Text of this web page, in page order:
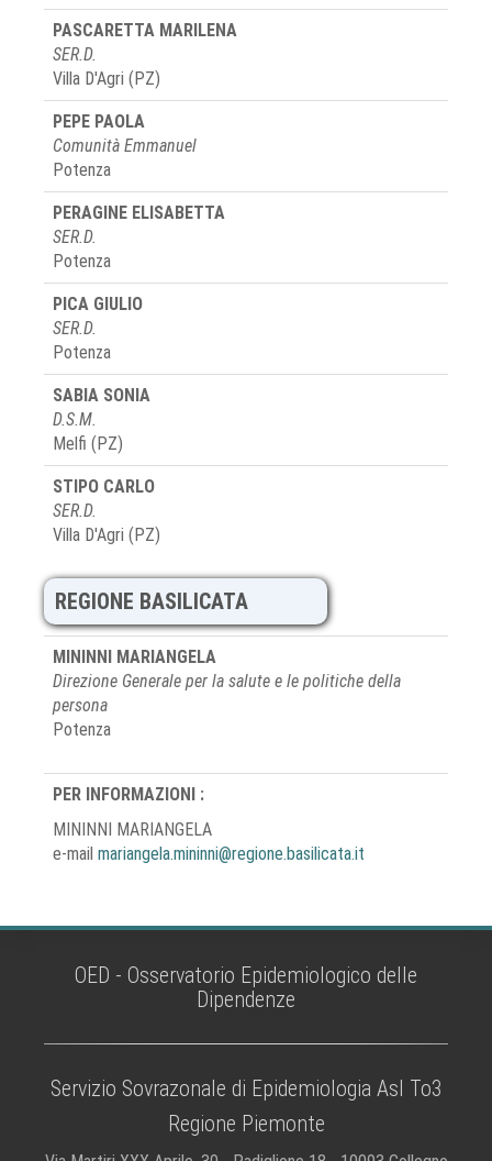
PASCARETTA MARILENA
SER.D.
Villa D'Agri (PZ)
PEPE PAOLA
Comunità Emmanuel
Potenza
PERAGINE ELISABETTA
SER.D.
Potenza
PICA GIULIO
SER.D.
Potenza
SABIA SONIA
D.S.M.
Melfi (PZ)
STIPO CARLO
SER.D.
Villa D'Agri (PZ)
REGIONE BASILICATA
MININNI MARIANGELA
Direzione Generale per la salute e le politiche della
persona
Potenza
PER INFORMAZIONI :
MININNI MARIANGELA
e-mail mariangela.mininni@regione.basilicata.it
OED - Osservatorio Epidemiologico delle
Dipendenze
Servizio Sovrazonale di Epidemiologia Asl To3
Regione Piemonte